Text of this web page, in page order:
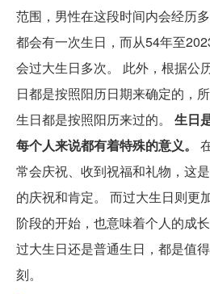
范围，男性在这段时间内会经历
都会有一次生日，而从54年至
会过大生日多次。 此外，根据公
日都是按照阳历日期来确定的，
生日都是按照阳历来过的。 生日
每个人来说都有着特殊的意义。
常会庆祝、收到祝福和礼物，这
的庆祝和肯定。 而过大生日则更
阶段的开始，也意味着个人的成
过大生日还是普通生日，都是值
刻。